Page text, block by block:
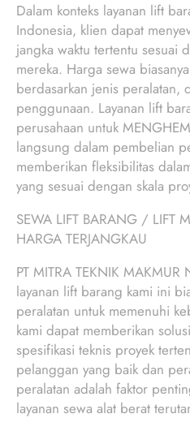
Dalam konteks layanan lift
Indonesia, klien dapat
jangka waktu tertentu sesuai
mereka. Harga sewa
berdasarkan jenis peralatan,
penggunaan. Layanan lift
perusahaan untuk
langsung dalam pembelian
memberikan fleksibilitas
yang sesuai dengan skala
SEWA LIFT BARANG / LIFT
HARGA TERJANGKAU
PT MITRA TEKNIK MAKMUR
layanan lift barang kami ini
peralatan untuk memenuhi
kami dapat memberikan
spesifikasi teknis proyek
pelanggan yang baik dan
peralatan adalah faktor
layanan sewa alat berat